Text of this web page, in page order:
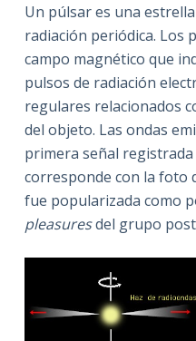
Un púlsar es una
radiación periódica. Los
campo magnético que
pulsos de radiación
regulares relacionados
del objeto. Las ondas
primera señal
corresponde con la foto
fue popularizada como
pleasuresdel grupo